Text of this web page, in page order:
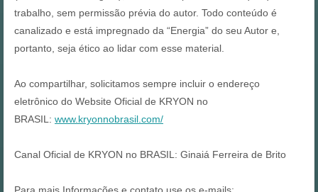
trabalho, sem permissão prévia do autor. Todo conteúdo é
canalizado e está impregnado da “Energia” do seu Autor e,
portanto, seja ético ao lidar com esse material.
Ao compartilhar, solicitamos sempre incluir o endereço
eletrônico do Website Oficial de KRYON no
BRASIL: www.kryonnobrasil.com/
Canal Oficial de KRYON no BRASIL: Ginaiá Ferreira de Brito
Para mais Informações e contato use os e-mails: